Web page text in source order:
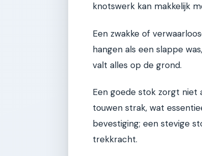
knotswerk kan makkelijk
Een zwakke of
hangen als een slappe
valt alles op de grond.
Een goede stok zorgt niet
touwen strak, wat
bevestiging; een stevige
trekkracht.